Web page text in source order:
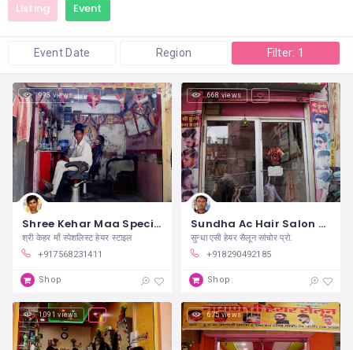
Listing Event
Event Date Region Filter: 1
998 views
Shree Kehar Maa Specialist Hair Style Sanchore
श्री केहर माँ स्पेशलिस्ट हेयर स्टाइल
+917568231411
Shop
668 views
Sundha Ac Hair Salon Sanchore
सुन्धा एसी हेयर सैलून सांचोर प्रो.
+918290492185
Shop
1,091 views 675 views